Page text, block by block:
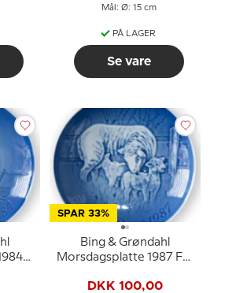
Mål: Ø: 15 cm
PÅ LAGER
Se vare
SPAR 33%
Bing & Grøndahl
Morsdagsplatte 1987 Får
DKK 100,00